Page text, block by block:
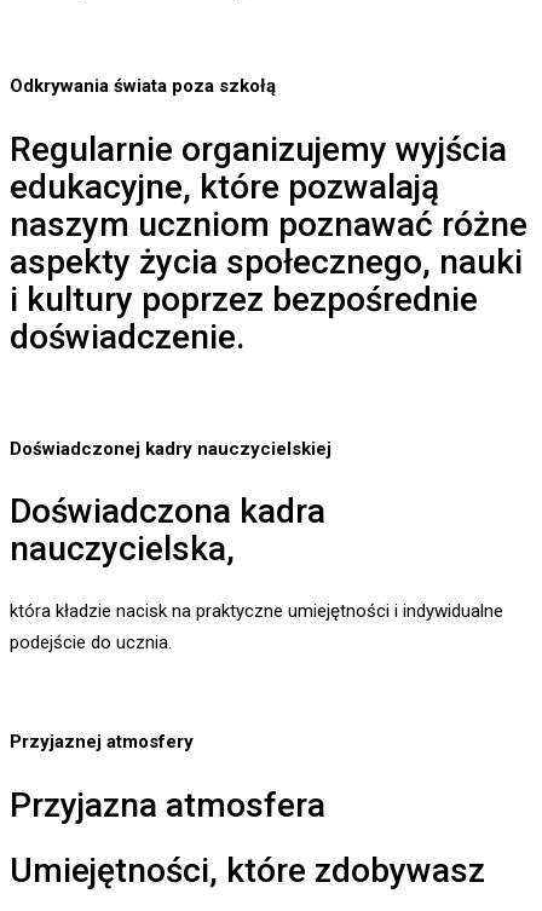
Odkrywania świata poza szkołą
Regularnie organizujemy wyjścia
edukacyjne, które pozwalają
naszym uczniom poznawać różne
aspekty życia społecznego, nauki
i kultury poprzez bezpośrednie
doświadczenie.
Doświadczonej kadry nauczycielskiej
Doświadczona kadra
nauczycielska,
która kładzie nacisk na praktyczne umiejętności i indywidualne
podejście do ucznia.
Przyjaznej atmosfery
Przyjazna atmosfera
Umiejętności, które zdobywasz